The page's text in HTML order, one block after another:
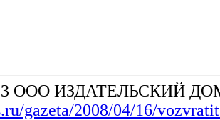
ООО ИЗДАТЕЛЬСКИЙ
gazeta/2008/04/16/